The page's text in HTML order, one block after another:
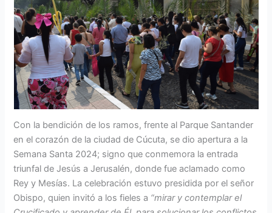
Con la bendición de los ramos, frente al Parque Santander
en el corazón de la ciudad de Cúcuta, se dio apertura a la
Semana Santa 2024; signo que conmemora la entrada
triunfal de Jesús a Jerusalén, donde fue aclamado como
Rey y Mesías. La celebración estuvo presidida por el señor
Obispo, quien invitó a los fieles a “mirar y contemplar el